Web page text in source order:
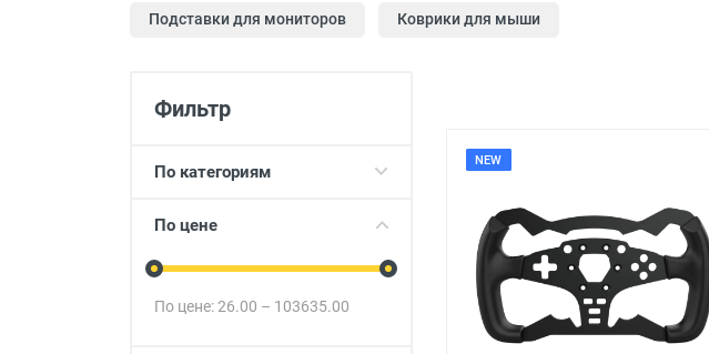
Бытовая техника для дома
Товары для детей
Подставки для мониторов Коврики для мыши
Фильтр
По категориям
По цене
По цене:26.00 – 103635.00
NEW